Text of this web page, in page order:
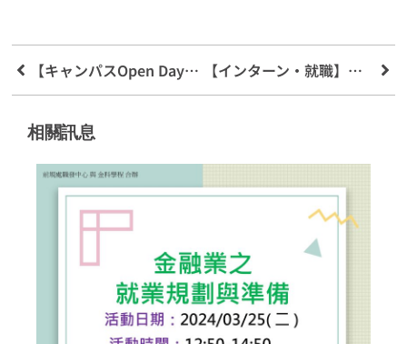
【キャンパスOpen Day】銘伝大学フィンテック応用学科説明会 【インターン・就職】富邦金融グループと群益証券
相關訊息